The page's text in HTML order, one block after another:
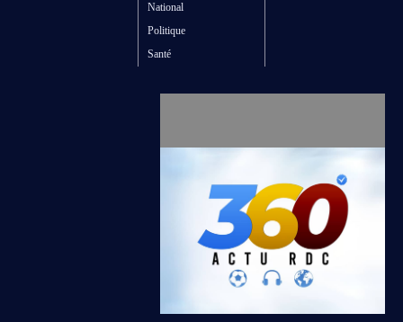
National
Politique
Santé